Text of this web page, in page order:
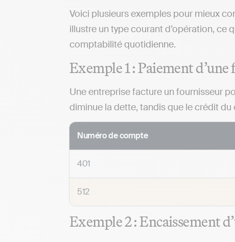
Voici plusieurs exemples pour mieux
illustre un type courant d’opération,
comptabilité quotidienne.
Exemple 1 : Paiement
Une entreprise facture un fournisseur
diminue la dette, tandis que le crédit
Numéro de compte
401
512
Exemple 2 : Encaissement